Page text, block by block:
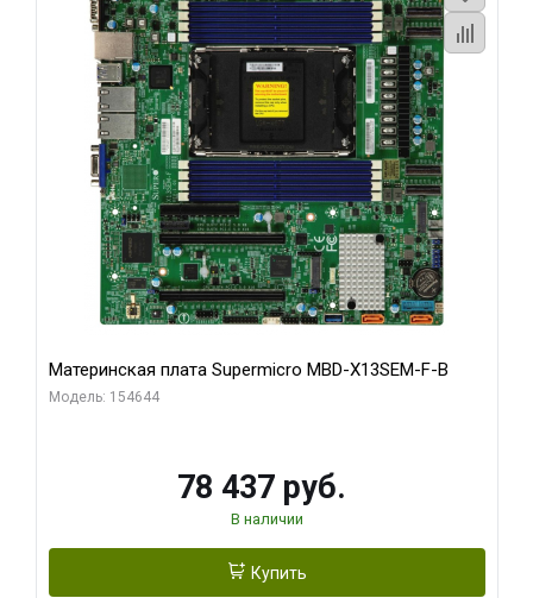
Материнская плата Supermicro MBD-X13SEM-F-B
Модель: 154644
78 437 руб.
В наличии
Купить